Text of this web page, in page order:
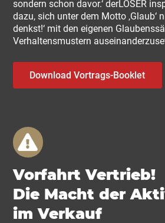
sondern schon davor.‘ derLÖSER
dazu, sich unter dem Motto ‚Glaub‘
denkst!‘ mit den eigenen
Verhaltensmustern
Download Vortrags-Booklet
Vorfahrt Vertrieb!
Die Macht der
im Verkauf